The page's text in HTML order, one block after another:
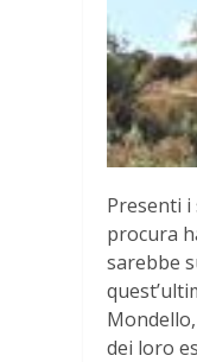
Presenti
procura
sarebbe
dei loro